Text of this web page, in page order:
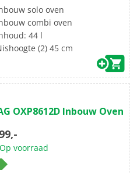
solo oven
combi oven
44 l
(2) 45 cm
OXP8612D Inbouw Oven
Op voorraad